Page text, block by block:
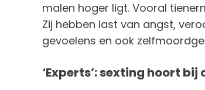
malen hoger ligt. Vooral
Zij hebben last van angst,
gevoelens en ook
‘Experts’: sexting hoort